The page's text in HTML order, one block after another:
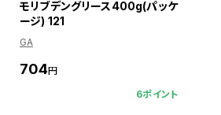
モリブデングリース400g(パッケ
ージ) 121
GA
704円
6ポイント